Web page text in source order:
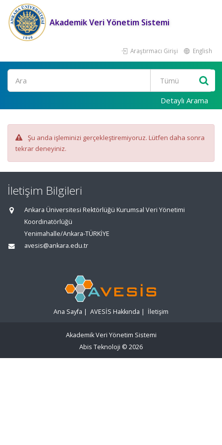
Akademik Veri Yönetim Sistemi
Araştırmacı Girişi English
Ara
Detaylı Arama
Şu anda işleminizi gerçekleştiremiyoruz. Lütfen daha sonra
tekrar deneyiniz.
İletişim Bilgileri
Ankara Üniversitesi Rektörlüğü Kurumsal Veri Yönetimi
Koordinatörlüğü
Yenimahalle/Ankara-TÜRKİYE
avesis@ankara.edu.tr
Ana Sayfa | AVESİS Hakkında | İletişim
Akademik Veri Yönetim Sistemi
Abis Teknoloji © 2026